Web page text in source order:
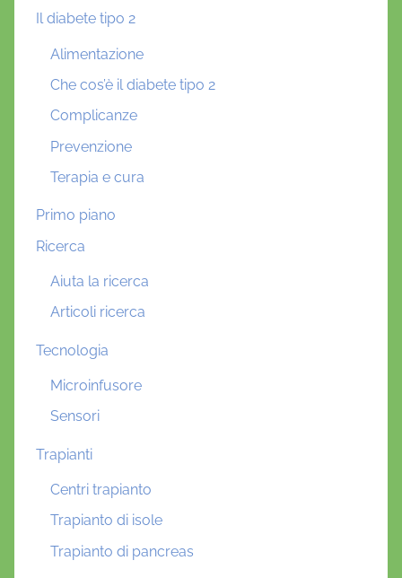
Il diabete tipo 2
Alimentazione
Che cos’è il diabete tipo 2
Complicanze
Prevenzione
Terapia e cura
Primo piano
Ricerca
Aiuta la ricerca
Articoli ricerca
Tecnologia
Microinfusore
Sensori
Trapianti
Centri trapianto
Trapianto di isole
Trapianto di pancreas